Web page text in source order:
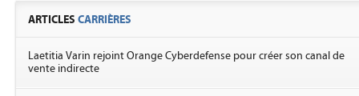
ARTICLES CARRIÈRES
Laetitia Varin rejoint Orange Cyberdefense pour créer son canal de
vente indirecte